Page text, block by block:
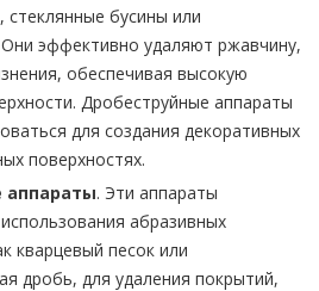
стеклянные бусины или
эффективно удаляют ржавчину,
обеспечивая высокую
Дробеструйные аппараты
для создания декоративных
поверхностях.
аппараты. Эти аппараты
абразивных
кварцевый песок или
дробь, для удаления покрытий,